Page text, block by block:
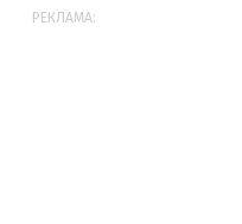
РЕКЛАМА: